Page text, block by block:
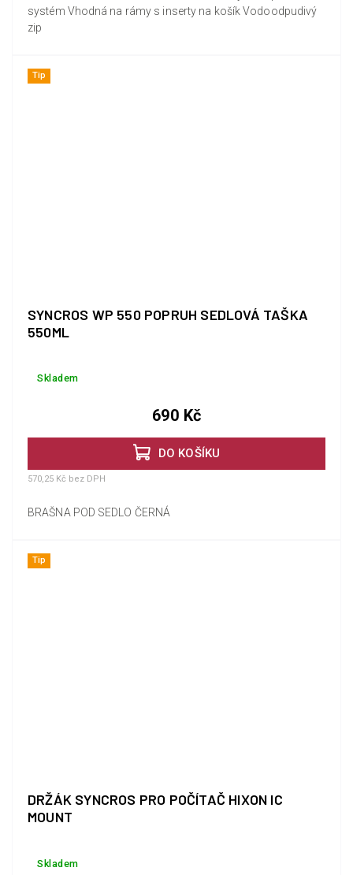
systém Vhodná na rámy s inserty na košík Vodoodpudivý
zip
Tip
SYNCROS WP 550 POPRUH SEDLOVÁ TAŠKA
550ML
Skladem
DO KOŠÍKU
570,25 Kč bez DPH
690 Kč
BRAŠNA POD SEDLO ČERNÁ
Tip
DRŽÁK SYNCROS PRO POČÍTAČ HIXON IC
MOUNT
Skladem